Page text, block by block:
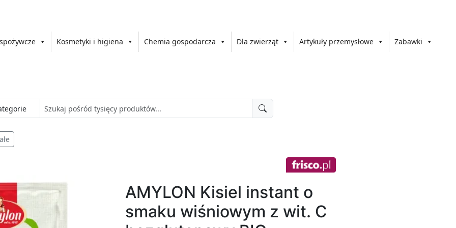
Kosmetyki i higiena Chemia gospodarcza Dla zwierząt Artykuły przemysłowe Zabawki
AMYLON Kisiel instant o
smaku wiśniowym z wit. C